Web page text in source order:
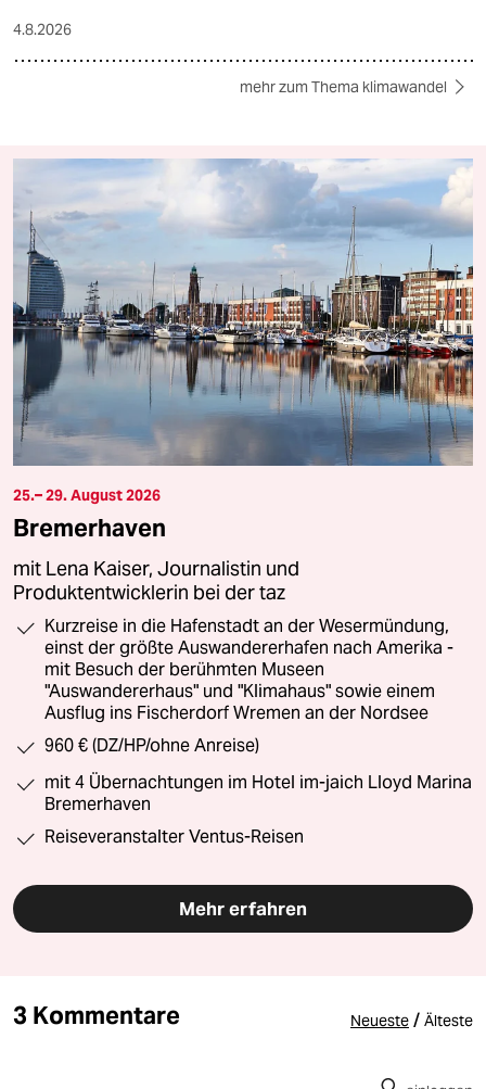
4.8.2026
mehr zum Thema klimawandel
25.– 29. August 2026
Bremerhaven
mit Lena Kaiser, Journalistin und
Produktentwicklerin bei der taz
Kurzreise in die Hafenstadt an der Wesermündung,
einst der größte Auswandererhafen nach Amerika -
mit Besuch der berühmten Museen
"Auswandererhaus" und "Klimahaus" sowie einem
Ausflug ins Fischerdorf Wremen an der Nordsee
960 € (DZ/HP/ohne Anreise)
mit 4 Übernachtungen im Hotel im-jaich Lloyd Marina
Bremerhaven
Reiseveranstalter Ventus-Reisen
Mehr erfahren
3 Kommentare Neueste / Älteste